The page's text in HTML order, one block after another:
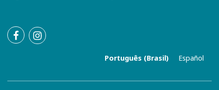
Português (Brasil) Español